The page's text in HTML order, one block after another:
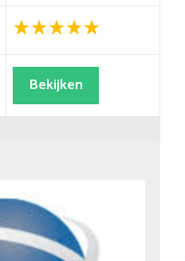
Bekijken